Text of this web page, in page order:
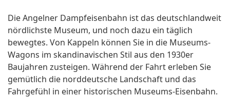
Die Angelner Dampfeisenbahn ist das deutschlandweit
nördlichste Museum, und noch dazu ein täglich
bewegtes. Von Kappeln können Sie in die Museums-
Wagons im skandinavischen Stil aus den 1930er
Baujahren zusteigen. Während der Fahrt erleben Sie
gemütlich die norddeutsche Landschaft und das
Fahrgefühl in einer historischen Museums-Eisenbahn.